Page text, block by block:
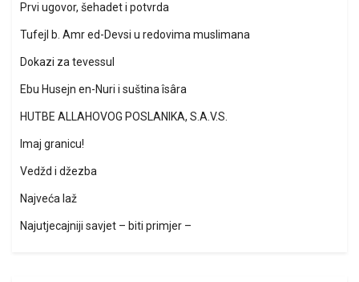
Prvi ugovor, šehadet i potvrda
Tufejl b. Amr ed-Devsi u redovima muslimana
Dokazi za tevessul
Ebu Husejn en-Nuri i suština îsâra
HUTBE ALLAHOVOG POSLANIKA, S.A.V.S.
Imaj granicu!
Vedžd i džezba
Najveća laž
Najutjecajniji savjet – biti primjer –